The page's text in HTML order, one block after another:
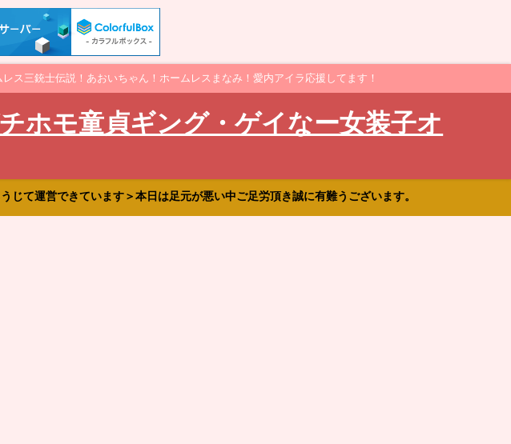
ス三銃士伝説！あおいちゃん！ホームレスまなみ！愛内アイラ応援してます！
ホモ童貞ギング・ゲイなー女装子オ
て運営できています＞本日は足元が悪い中ご足労頂き誠に有難うございます。